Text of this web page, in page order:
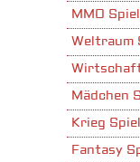
MMO
Weltraum
Mädchen
Krieg
Fantasy